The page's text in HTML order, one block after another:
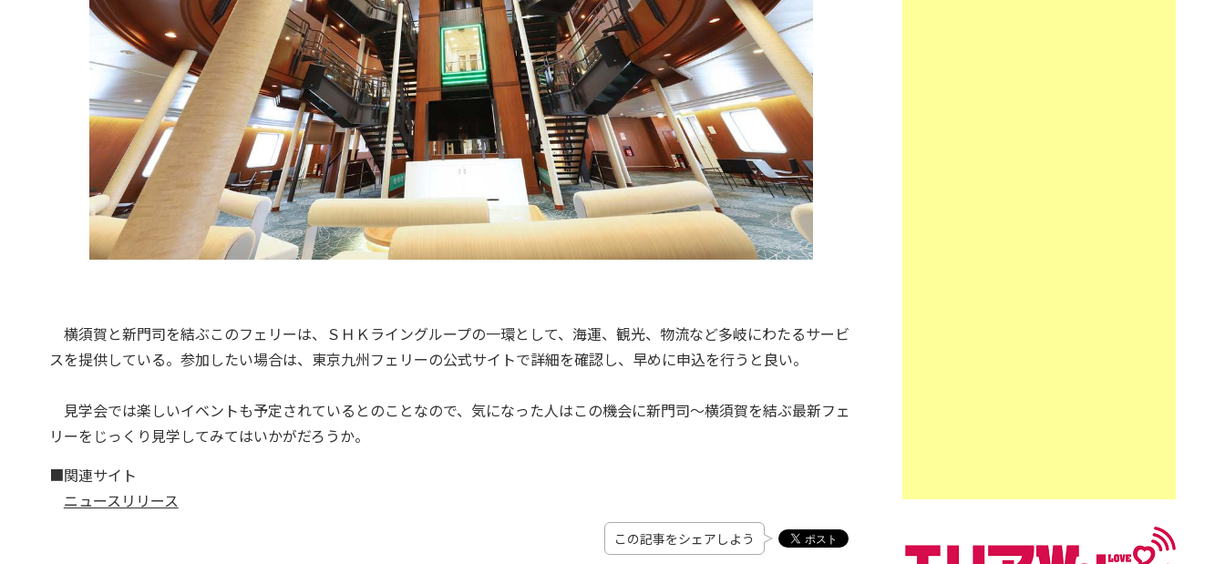
横須賀と新門司を結ぶこのフェリーは、ＳＨＫライングループの一環として、海運、観光、物流など多岐にわたるサービ
スを提供している。参加したい場合は、東京九州フェリーの公式サイトで詳細を確認し、早めに申込を行うと良い。
見学会では楽しいイベントも予定されているとのことなので、気になった人はこの機会に新門司～横須賀を結ぶ最新フェ
リーをじっくり見学してみてはいかがだろうか。
■関連サイト
ニュースリリース
この記事をシェアしよう